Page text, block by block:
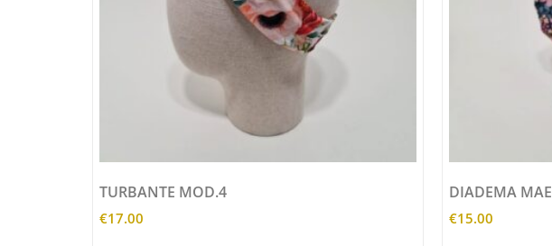
TURBANTE MOD.4
€17.00
DIADEMA MAE
€15.00